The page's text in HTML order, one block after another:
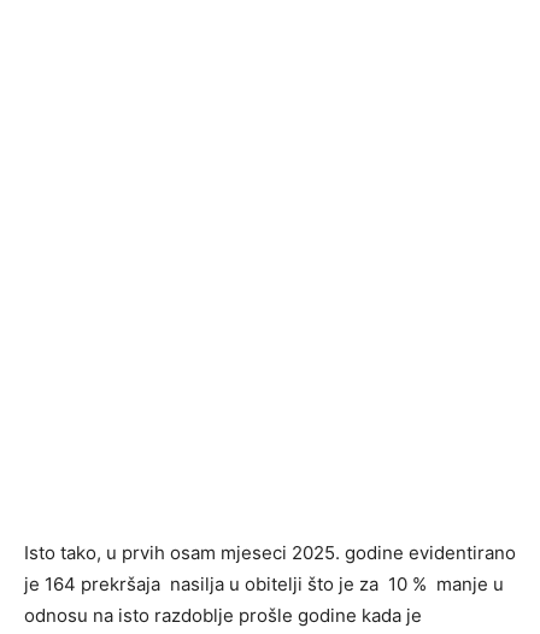
Isto tako, u prvih osam mjeseci 2025. godine evidentirano
je 164 prekršaja nasilja u obitelji što je za 10 % manje u
odnosu na isto razdoblje prošle godine kada je